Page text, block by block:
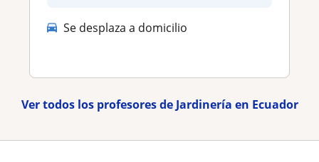
Se desplaza a domicilio
Ver todos los profesores de Jardinería en Ecuador